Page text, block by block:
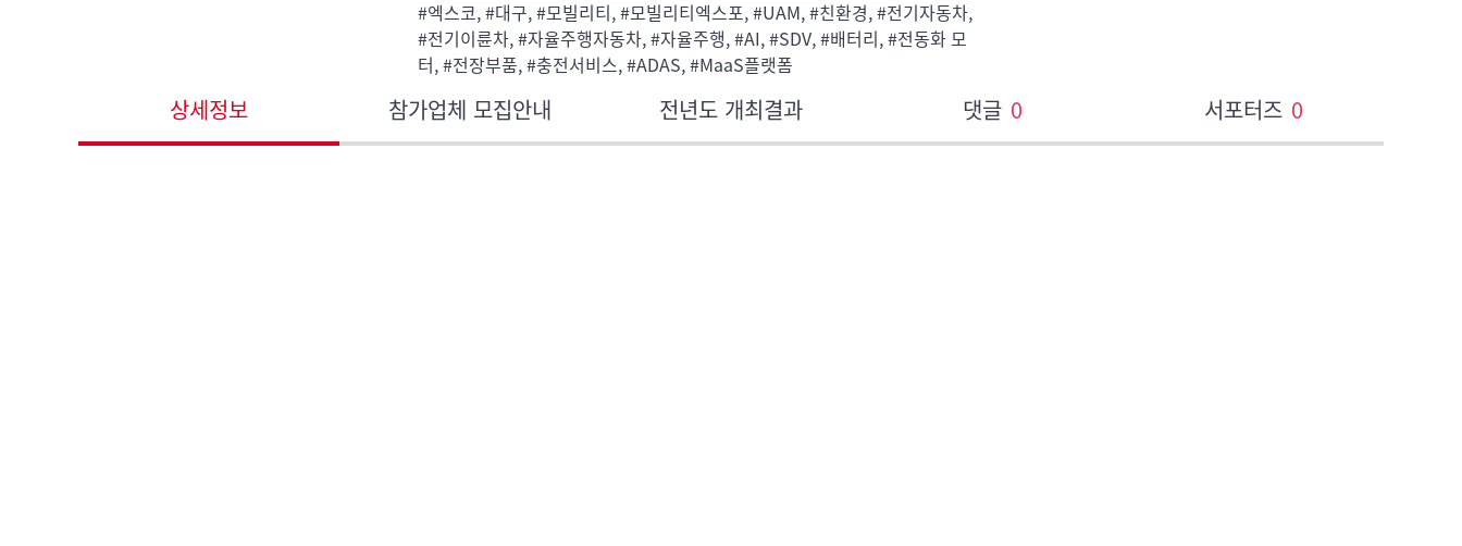
#엑스코, #대구, #모빌리티, #모빌리티엑스포, #UAM, #친환경, #전기자동차,
#전기이륜차, #자율주행자동차, #자율주행, #AI, #SDV, #배터리, #전동화 모
터, #전장부품, #충전서비스, #ADAS, #MaaS플랫폼
상세정보 참가업체 모집안내 전년도 개최결과 댓글 0 서포터즈 0